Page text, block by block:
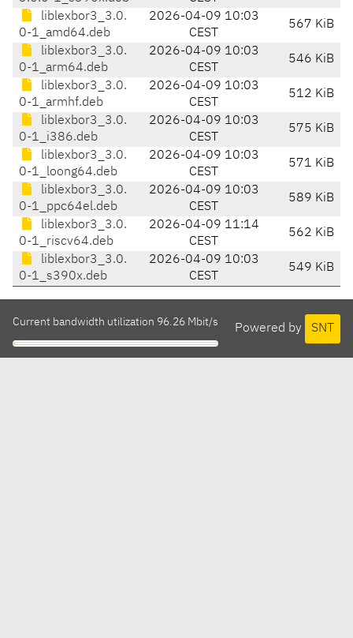
liblexbor3_3.0.
0-1_amd64.deb
2026-04-09 10:03
CEST
567 KiB
liblexbor3_3.0.
0-1_arm64.deb
2026-04-09 10:03
CEST
546 KiB
liblexbor3_3.0.
0-1_armhf.deb
2026-04-09 10:03
CEST
512 KiB
liblexbor3_3.0.
0-1_i386.deb
2026-04-09 10:03
CEST
575 KiB
liblexbor3_3.0.
0-1_loong64.deb
2026-04-09 10:03
CEST
571 KiB
liblexbor3_3.0.
0-1_ppc64el.deb
2026-04-09 10:03
CEST
589 KiB
liblexbor3_3.0.
0-1_riscv64.deb
2026-04-09 11:14
CEST
562 KiB
liblexbor3_3.0.
0-1_s390x.deb
2026-04-09 10:03
CEST
549 KiB
Powered by SNT
Current bandwidth utilization 96.26 Mbit/s